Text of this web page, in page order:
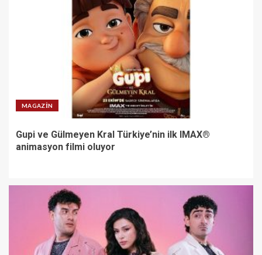
MAGAZIN
Gupi ve Gülmeyen Kral Türkiye’nin ilk IMAX®
animasyon filmi oluyor